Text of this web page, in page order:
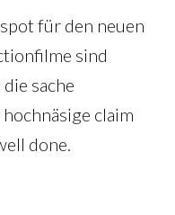
für den neuen
sind
sache
claim
done.